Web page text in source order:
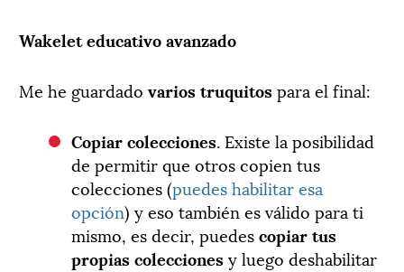
Wakelet educativo avanzado
Me he guardado varios truquitospara el final:
Copiar colecciones. Existe la posibilidad
de permitir que otros copien tus
colecciones (puedes habilitar esa
opción) y eso también es válido para ti
mismo, es decir, puedescopiar tus
propias coleccionesy luego deshabilitar